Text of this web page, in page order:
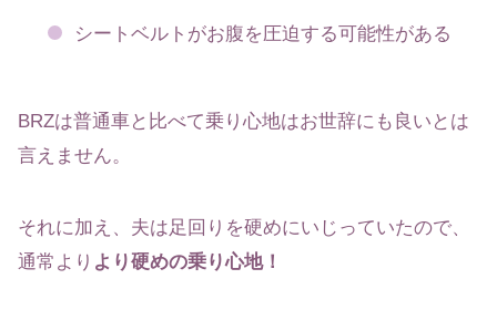
シートベルトがお腹を圧迫する可能性がある
BRZは普通車と比べて乗り心地はお世辞にも良いとは
言えません。
それに加え、夫は足回りを硬めにいじっていたので、
通常より より硬めの乗り心地！